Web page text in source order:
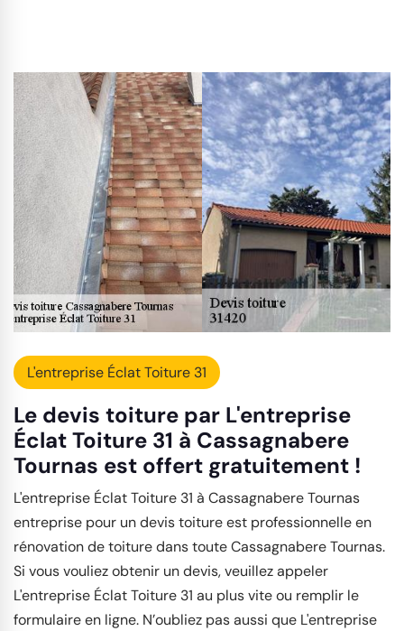
L'entreprise Éclat Toiture 31
Le devis toiture par L'entreprise
Éclat Toiture 31 à Cassagnabere
Tournas est offert gratuitement !
L'entreprise Éclat Toiture 31 à Cassagnabere Tournas
entreprise pour un devis toiture est professionnelle en
rénovation de toiture dans toute Cassagnabere Tournas.
Si vous vouliez obtenir un devis, veuillez appeler
L'entreprise Éclat Toiture 31 au plus vite ou remplir le
formulaire en ligne. N’oubliez pas aussi que L'entreprise